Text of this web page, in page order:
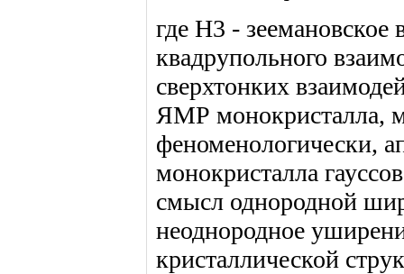
где Н3 - зеемановское
квадрупольного
сверхтонких
ЯМР монокристалла,
феноменологически,
монокристалла
смысл однородной
неоднородное
кристаллической